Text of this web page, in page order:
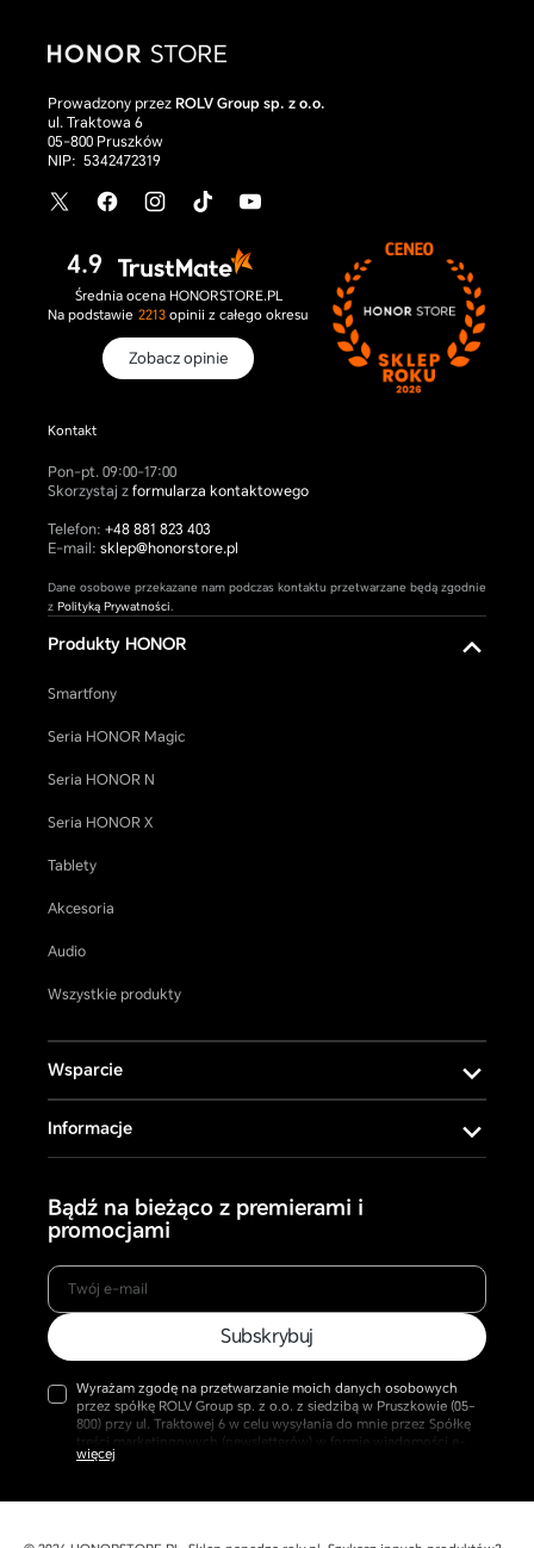
Smartfon HONOR Magic V6
RedBlack
Prowadzony przez ROLV Group sp. z o.o.
ul. Traktowa 6
05-800 Pruszków
NIP: 5342472319
X
Twitter
FacebookInstagramTikTokYouTube
4.9
Średnia ocena HONORSTORE.PL
Na podstawie 2213 opiniiz całego okresu
Zobacz opinie
Kontakt
Pon-pt. 09:00-17:00
Skorzystaj z formularza kontaktowego
Telefon: +48 881 823 403
E-mail: sklep@honorstore.pl
Dane osobowe przekazane nam podczas kontaktu przetwarzane będą zgodnie
z Polityką Prywatności.
Produkty HONOR
Smartfony
Seria HONOR Magic
Seria HONOR N
Seria HONOR X
Tablety
Akcesoria
Audio
Wszystkie produkty
Wsparcie
Informacje
Bądź na bieżąco z premierami i
promocjami
Twój
e-
mail
Subskrybuj
Wyrażam zgodę na przetwarzanie moich danych osobowych
przez spółkę ROLV Group sp. z o.o. z siedzibą w Pruszkowie (05-
800) przy ul. Traktowej 6 w celu wysyłania do mnie przez Spółkę
treści marketingowych (newsletterów) w formie wiadomości e-
mail przesyłanych na podany przeze mnie adres. Przyjmuję do